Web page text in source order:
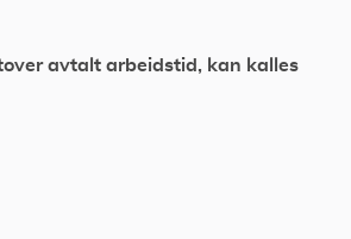
avtalt arbeidstid, kan kalles